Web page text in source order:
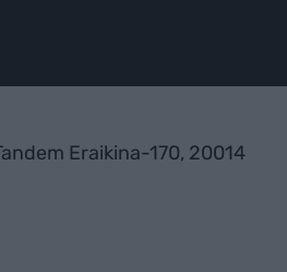
Eraikina-170, 20014